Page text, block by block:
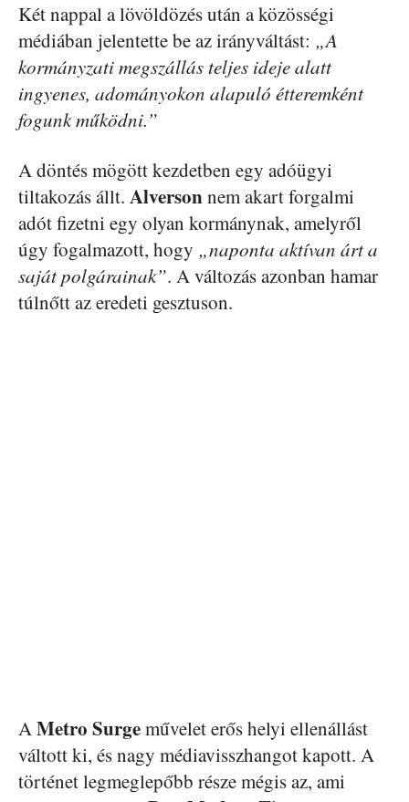
Két nappal a lövöldözés után a közösségi
médiában jelentette be az irányváltást: „A
kormányzati megszállás teljes ideje alatt
ingyenes, adományokon alapuló étteremként
fogunk működni.”
A döntés mögött kezdetben egy adóügyi
tiltakozás állt. Alversonnem akart forgalmi
adót fizetni egy olyan kormánynak, amelyről
úgy fogalmazott, hogy „naponta aktívan árt a
saját polgárainak”. A változás azonban hamar
túlnőtt az eredeti gesztuson.
AMetro Surgeművelet erős helyi ellenállást
váltott ki, és nagy médiavisszhangot kapott. A
történet legmeglepőbb része mégis az, ami